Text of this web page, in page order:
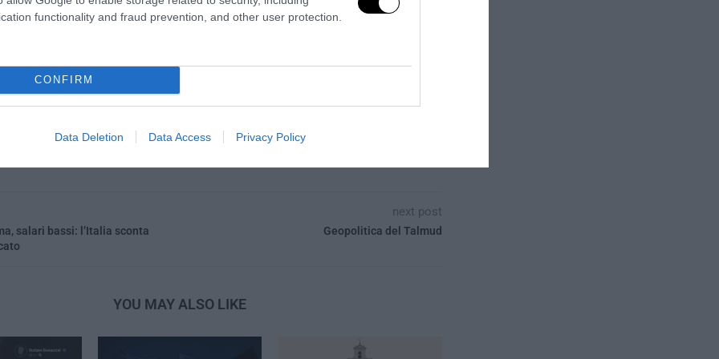
functionality and fraud prevention, and other user protection.
CONFIRM
Data Deletion Data Access Privacy Policy
salari bassi: l’Italia sconta
next post
Geopolitica del Talmud
YOU MAY ALSO LIKE